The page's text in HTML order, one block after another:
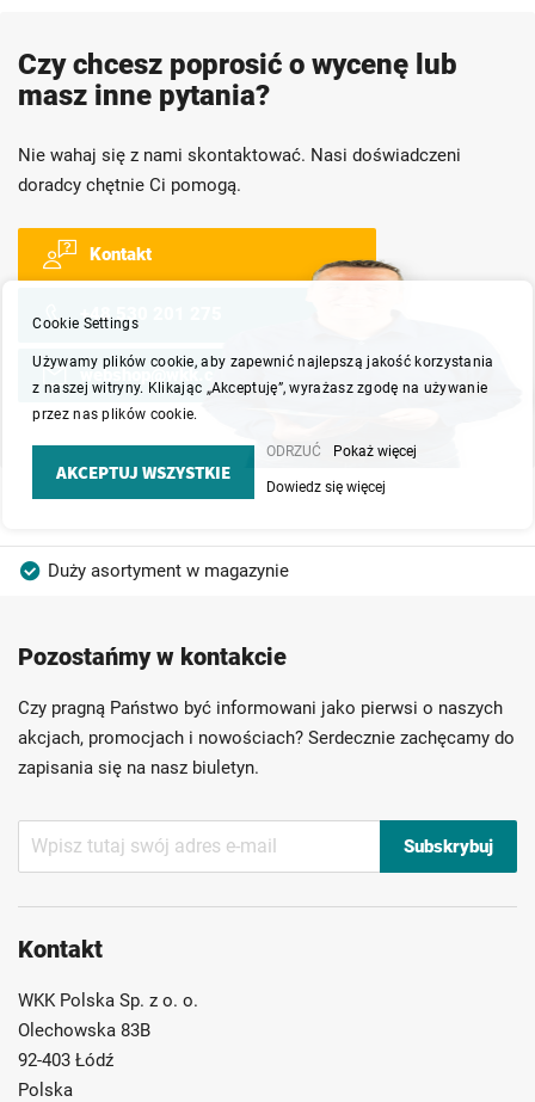
Czy chcesz poprosić o wycenę lub
masz inne pytania?
Nie wahaj się z nami skontaktować. Nasi doświadczeni
doradcy chętnie Ci pomogą.
Kontakt
+48 530 201 275
webshop@wkk.com.pl
Duży asortyment w magazynie
Szybka dostawa
Indywidualni doradcy
Ponad 40 lat doświadczenia
Możliwość własnego etykietowania
Pozostańmy w kontakcie
Czy pragną Państwo być informowani jako pierwsi o naszych
akcjach, promocjach i nowościach? Serdecznie zachęcamy do
zapisania się na nasz biuletyn.
Subskrybuj
nasz
Subskrybuj
Kontakt
WKK Polska Sp. z o. o.
Olechowska 83B
92-403 Łódź
Polska
Cookie Settings
Używamy plików cookie, aby zapewnić najlepszą jakość korzystania
z naszej witryny. Klikając „Akceptuję”, wyrażasz zgodę na używanie
przez nas plików cookie.
AKCEPTUJ WSZYSTKIE
ODRZUĆ Pokaż więcej
Dowiedz się więcej